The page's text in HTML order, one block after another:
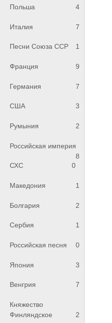
Польша 4
Италия 7
Песни Союза ССР 1
Франция 9
Германия 7
США 3
Румыния 2
Российская империя
8
СХС
0
Македония 1
Болгария 2
Сербия 1
Российская песня 0
Япония 3
Венгрия 7
Княжество
Финляндское
2